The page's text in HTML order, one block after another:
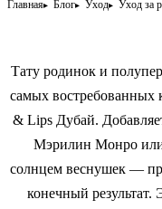
Главная Блог Уход Уход за
Тату родинок и
самых востребованных
& Lips Дубай.
Мэрилин Монро или
солнцем веснушек —
конечный результат.